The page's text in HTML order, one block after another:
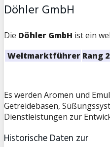
Döhler GmbH
Die Döhler GmbH ist ein
Weltmarktführer Rang
Es werden Aromen und
Getreidebasen,
Dienstleistungen zur
Historische Daten zur